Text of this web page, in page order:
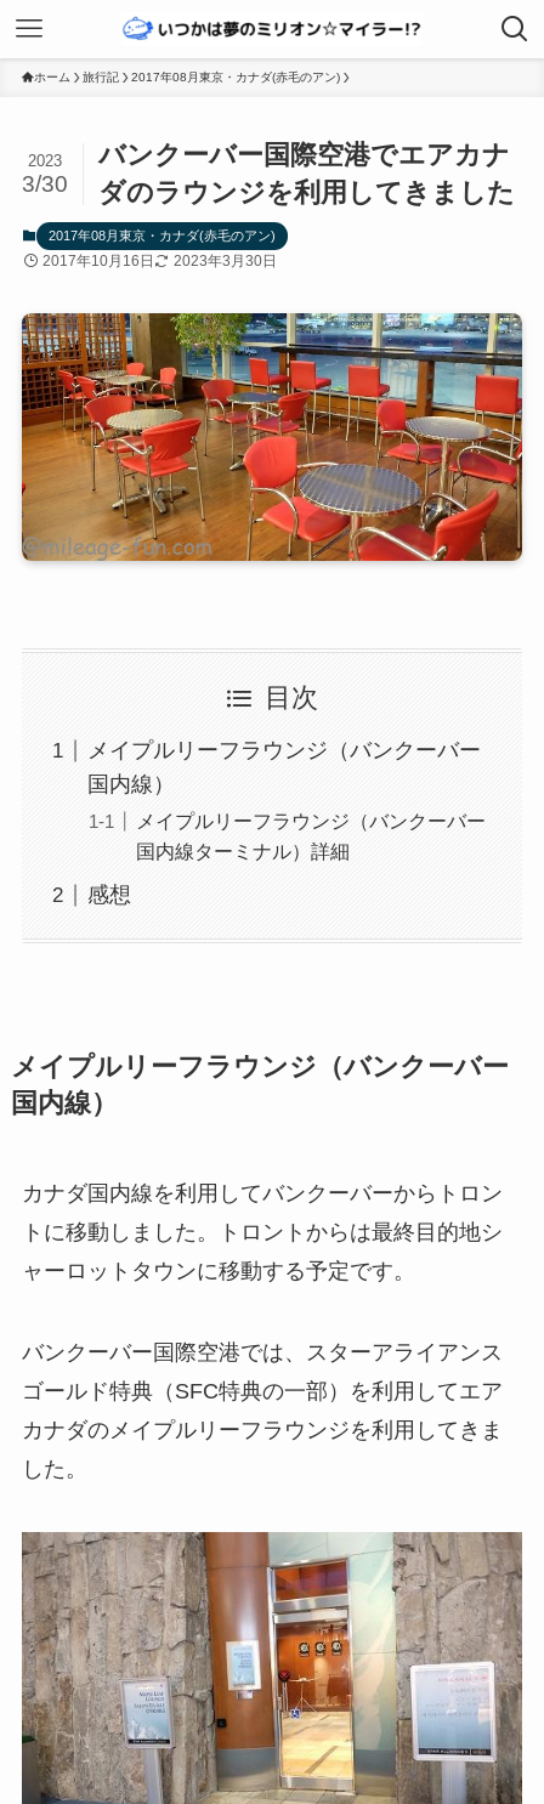
ホーム 旅行記 2017年08月東京・カナダ(赤毛のアン)
バンクーバー国際空港でエアカナ
ダのラウンジを利用してきました
2023
3/30
2017年08月東京・カナダ(赤毛のアン)
2017年10月16日 2023年3月30日
目次
メイプルリーフラウンジ（バンクーバー
国内線）
メイプルリーフラウンジ（バンクーバー
国内線ターミナル）詳細
感想
メイプルリーフラウンジ（バンクーバー
国内線）
カナダ国内線を利用してバンクーバーからトロン
トに移動しました。トロントからは最終目的地シ
ャーロットタウンに移動する予定です。
バンクーバー国際空港では、スターアライアンス
ゴールド特典（SFC特典の一部）を利用してエア
カナダのメイプルリーフラウンジを利用してきま
した。